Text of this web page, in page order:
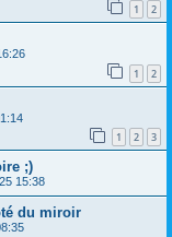
1 2
1 2
1 2 3
;)
15:38
du miroir